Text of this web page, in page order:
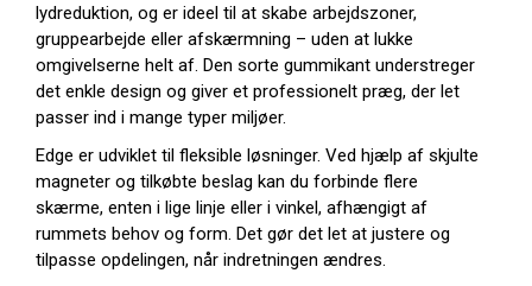
lydreduktion, og er ideel til at skabe arbejdszoner,
gruppearbejde eller afskærmning – uden at lukke
omgivelserne helt af. Den sorte gummikant understreger
det enkle design og giver et professionelt præg, der let
passer ind i mange typer miljøer.
Edge er udviklet til fleksible løsninger. Ved hjælp af skjulte
magneter og tilkøbte beslag kan du forbinde flere
skærme, enten i lige linje eller i vinkel, afhængigt af
rummets behov og form. Det gør det let at justere og
tilpasse opdelingen, når indretningen ændres.